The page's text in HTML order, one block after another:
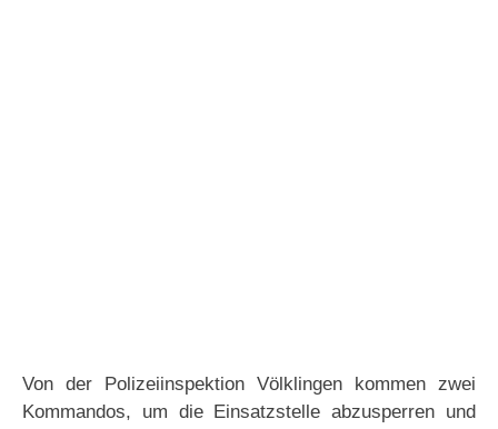
Von der Polizeiinspektion Völklingen kommen zwei
Kommandos, um die Einsatzstelle abzusperren und